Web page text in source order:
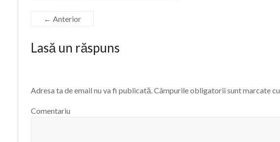
← Anterior
Lasă un răspuns
Adresa ta de email nu va fi publicată.Câmpurile obligatorii sunt marcate cu
Comentariu